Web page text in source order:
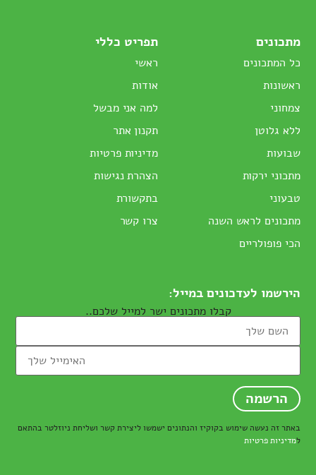
מתכונים
כל המתכונים
ראשונות
צמחוני
ללא גלוטן
שבועות
מתכוני ירקות
טבעוני
מתכונים לראש השנה
הכי פופולריים
תפריט כללי
ראשי
אודות
למה אני מבשל
תקנון אתר
מדיניות פרטיות
הצהרת נגישות
בתקשורת
צרו קשר
הירשמו לעדכונים במייל:
קבלו מתכונים ישר למייל שלכם..
באתר זה נעשה שימוש בקוקיז והנתונים ישמשו ליצירת קשר ושליחת ניוזלטר בהתאם
למדיניות פרטיות